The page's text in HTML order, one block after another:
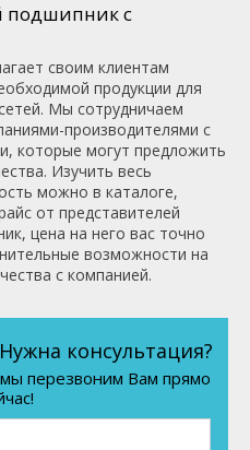
подшипник с
своим клиентам
продукции для
Мы сотрудничаем
производителями с
которые могут предложить
Изучить весь
можно в каталоге,
от представителей
цена на него вас точно
возможности на
с компанией.
консультация?
перезвоним Вам прямо